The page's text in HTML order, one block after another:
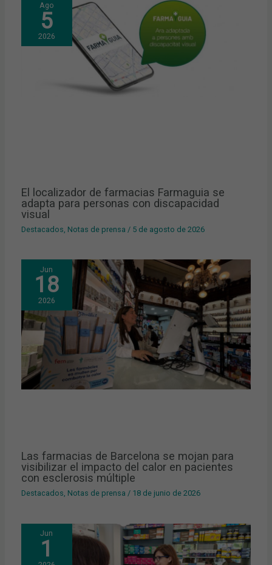
Ago
5
2026
El localizador de farmacias Farmaguia se
adapta para personas con discapacidad
visual
Destacados Notas de prensa / 5 de agosto de 2026
Jun
18
2026
Las farmacias de Barcelona se mojan para
visibilizar el impacto del calor en pacientes
con esclerosis múltiple
Destacados, Notas de prensa / 18 de junio de 2026
Jun
1